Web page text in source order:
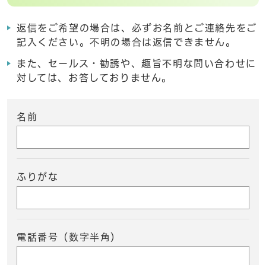
返信をご希望の場合は、必ずお名前とご連絡先をご
記入ください。不明の場合は返信できません。
また、セールス・勧誘や、趣旨不明な問い合わせに
対しては、お答しておりません。
名前
ふりがな
電話番号（数字半角）